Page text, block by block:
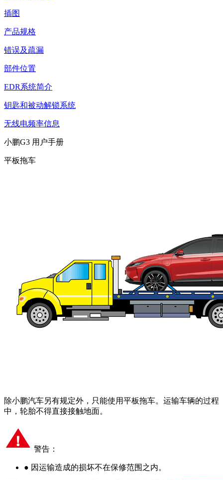
插图
产品规格
错误及疏漏
部件位置
EDR系统简介
钥匙和被动解锁系统
无线电频率信息
小鹏G3 用户手册
平板拖车
除小鹏汽车另有规定外，只能使用平板拖车。运输车辆的过程
中，轮胎不得直接接触地面。
警告：
● 因运输造成的损坏不在保修范围之内。